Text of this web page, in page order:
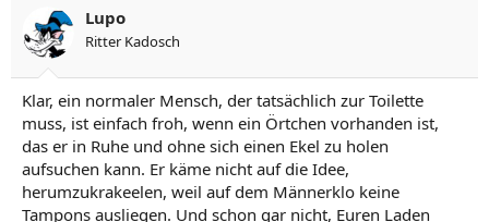
Lupo
Ritter Kadosch
Klar, ein normaler Mensch, der tatsächlich zur Toilette
muss, ist einfach froh, wenn ein Örtchen vorhanden ist,
das er in Ruhe und ohne sich einen Ekel zu holen
aufsuchen kann. Er käme nicht auf die Idee,
herumzukrakeelen, weil auf dem Männerklo keine
Tampons ausliegen. Und schon gar nicht, Euren Laden